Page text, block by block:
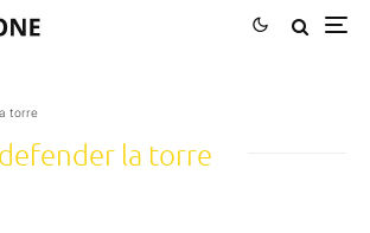
torre
defender la torre